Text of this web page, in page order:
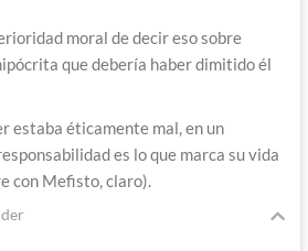
moral de decir eso sobre
que debería haber dimitido él
estaba éticamente mal, en un
es lo que marca su vida
con Mefisto, claro).